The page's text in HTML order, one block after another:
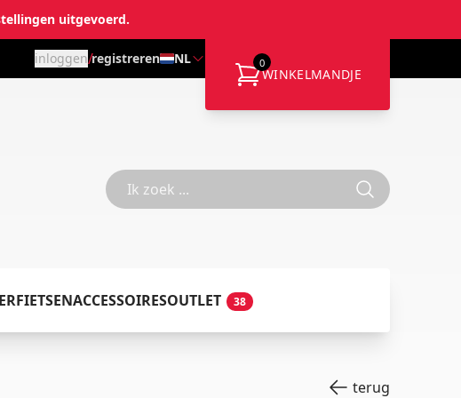
uitgevoerd.
inloggen/registreren NL 0
WINKELMANDJE
ACCESSOIRESOUTLET 38
terug